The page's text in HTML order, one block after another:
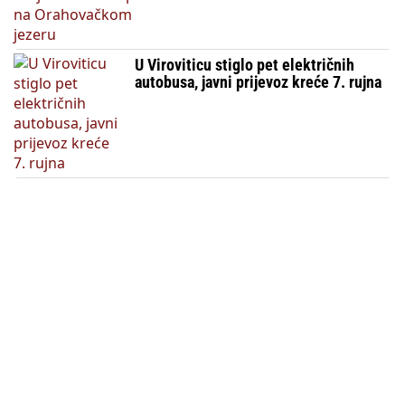
U Viroviticu stiglo pet električnih
autobusa, javni prijevoz kreće 7. rujna